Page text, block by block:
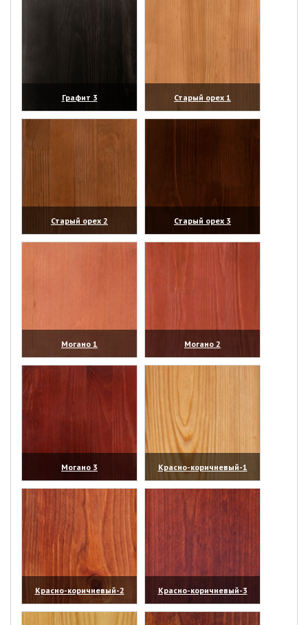
Графит 3
(увеличить)
Старый орех 1
(увеличить)
Старый орех 2
(увеличить)
Старый орех 3
(увеличить)
Могано 1
(увеличить)
Могано 2
(увеличить)
Могано 3
(увеличить)
Красно-коричневый-1
(увеличить)
Красно-коричневый-2
(увеличить)
Красно-коричневый-3
(увеличить)